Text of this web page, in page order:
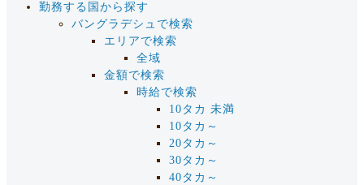
勤務する国から探す
バングラデシュで検索
エリアで検索
全域
金額で検索
時給で検索
10タカ 未満
10タカ～
20タカ～
30タカ～
40タカ～